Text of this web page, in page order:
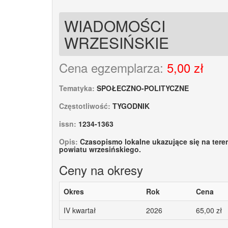
WIADOMOŚCI
WRZESIŃSKIE
Cena egzemplarza: 5,00 zł
Tematyka: SPOŁECZNO-POLITYCZNE
Częstotliwość: TYGODNIK
issn: 1234-1363
Opis: Czasopismo lokalne ukazujące się na
powiatu wrzesińskiego.
Ceny na okresy
Okres Rok
Cena
IV kwartał
2026 65,00 zł